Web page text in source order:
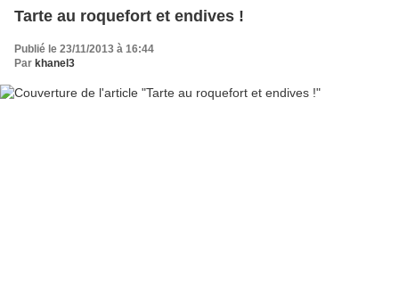
Tarte au roquefort et endives !
Publié le 23/11/2013 à 16:44
Par khanel3